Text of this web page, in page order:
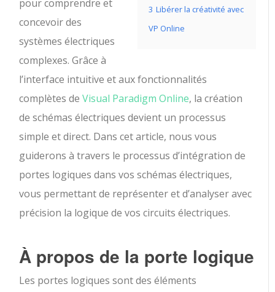
3 Libérer la créativité avec
VP Online
pour comprendre et
concevoir des
systèmes électriques
complexes. Grâce à
l’interface intuitive et aux fonctionnalités
complètes de Visual Paradigm Online, la création
de schémas électriques devient un processus
simple et direct. Dans cet article, nous vous
guiderons à travers le processus d’intégration de
portes logiques dans vos schémas électriques,
vous permettant de représenter et d’analyser avec
précision la logique de vos circuits électriques.
À propos de la porte logique
Les portes logiques sont des éléments